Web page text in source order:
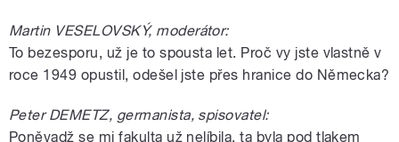
Martin VESELOVSKÝ, moderátor:
To bezesporu, už je to spousta let. Proč vy jste vlastně v
roce 1949 opustil, odešel jste přes hranice do Německa?
Peter DEMETZ, germanista, spisovatel:
Poněvadž se mi fakulta už nelíbila, ta byla pod tlakem